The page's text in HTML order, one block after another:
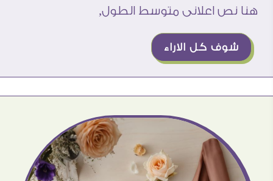
هنا نص اعلانى متوسط الطول,
شوف كل الاراء